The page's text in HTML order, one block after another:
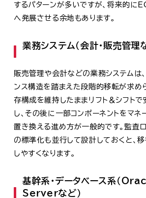
するパターンが多いですが、将来的に
へ発展させる余地もあります。
業務システム（会計・販売管理
販売管理や会計などの業務システムは
ンス構造を踏まえた段階的移転が求め
存構成を維持したままリフト＆シフト
し、その後に一部コンポーネントをマネ
置き換える進め方が一般的です。監査
の標準化も並行して設計しておくと、
しやすくなります。
基幹系・データベース系（
Serverなど）